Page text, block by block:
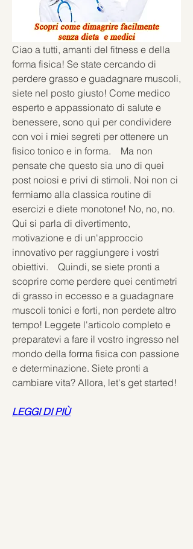
Ciao a tutti, amanti del fitness e della
forma fisica! Se state cercando di
perdere grasso e guadagnare muscoli,
siete nel posto giusto! Come medico
esperto e appassionato di salute e
benessere, sono qui per condividere
con voi i miei segreti per ottenere un
fisico tonico e in forma.    Ma non
pensate che questo sia uno di quei
post noiosi e privi di stimoli. Noi non ci
fermiamo alla classica routine di
esercizi e diete monotone! No, no, no.
Qui si parla di divertimento,
motivazione e di un'approccio
innovativo per raggiungere i vostri
obiettivi.    Quindi, se siete pronti a
scoprire come perdere quei centimetri
di grasso in eccesso e a guadagnare
muscoli tonici e forti, non perdete altro
tempo! Leggete l'articolo completo e
preparatevi a fare il vostro ingresso nel
mondo della forma fisica con passione
e determinazione. Siete pronti a
cambiare vita? Allora, let's get started!
LEGGI DI PIÙ